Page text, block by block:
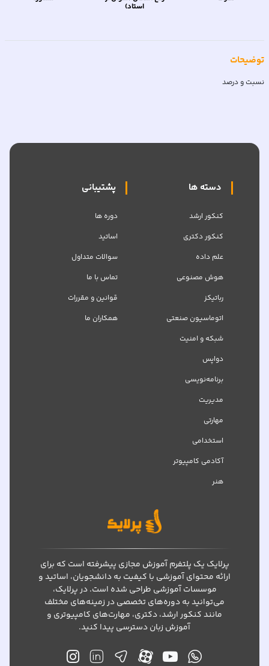
استاد)
توضیحات
نسبت و درصد
دسته ها
کنکور ارشد
کنکور دکتری
علم داده
هوش مصنوعی
رباتیکز
اتوماسیون صنعتی
شبکه‌ و امنیت
دواپس
برنامه‌نویسی
مدیریت
مهارتی
استخدامی
آکادمی کامپیوتر
هنر
پشتیبانی
دوره ها
اساتید
سوالات متداول
تماس با ما
قوانین و مقررات
همکاران ما
پرلایک یک پلتفرم آموزش مجازی پیشرفته است که برای
ارائه محتوای آموزشی با کیفیت به دانشجویان، اساتید و
موسسات آموزشی طراحی شده است. در پرلایک،
می‌توانید به دوره‌های تخصصی در زمینه‌های مختلف
مانند کنکور ارشد، دکتری، مهارت‌های کامپیوتری و
آموزش زبان دسترسی پیدا کنید.